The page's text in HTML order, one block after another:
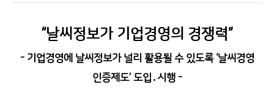
“날씨정보가 기업경영의 경쟁력”
- 기업경영에 날씨정보가 널리 활용될 수 있도록 ‘날씨경영
인증제도’ 도입․시행 -